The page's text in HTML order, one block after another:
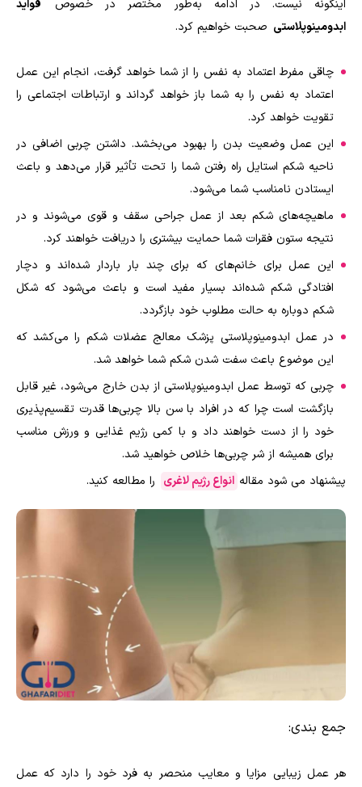
اینگونه نیست. در ادامه به‌طور مختصر در خصوص
فواید
ابدومینوپلاستی صحبت خواهیم کرد.
چاقی مفرط اعتماد به نفس را از شما خواهد گرفت، انجام این عمل
اعتماد به نفس را به شما باز خواهد گرداند و ارتباطات اجتماعی را
تقویت خواهد کرد.
این عمل وضعیت بدن را بهبود می‌بخشد. داشتن چربی اضافی در
ناحیه شکم استایل راه رفتن شما را تحت تأثیر قرار می‌دهد و باعث
ایستادن نامناسب شما می‌شود.
ماهیچه‌های شکم بعد از عمل جراحی سقف و قوی می‌شوند و در
نتیجه ستون فقرات شما حمایت بیشتری را دریافت خواهند کرد.
این عمل برای خانم‌های که برای چند بار باردار شده‌اند و دچار
افتادگی شکم شده‌اند بسیار مفید است و باعث می‌شود که شکل
شکم دوباره به حالت مطلوب خود بازگردد.
در عمل ابدومینوپلاستی پزشک معالج عضلات شکم را می‌کشد که
این موضوع باعث سفت شدن شکم شما خواهد شد.
چربی که توسط عمل ابدومینوپلاستی از بدن خارج می‌شود، غیر قابل
بازگشت است چرا که در افراد با سن بالا چربی‌ها قدرت تقسیم‌پذیری
خود را از دست خواهند داد و با کمی رژیم غذایی و ورزش مناسب
برای همیشه از شر چربی‌ها خلاص خواهید شد.
پیشنهاد می شود مقاله انواع رژیم لاغری را مطالعه کنید.
جمع‌ بندی:
هر عمل زیبایی مزایا و معایب منحصر به فرد خود را دارد که عمل